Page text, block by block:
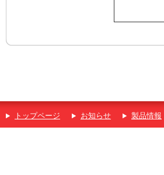
トップページ お知らせ 製品情報